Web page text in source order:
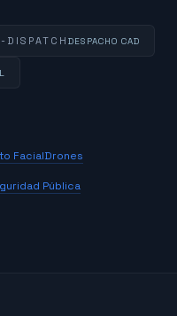
DISPATCHDESPACHO CAD
FacialDrones
Pública